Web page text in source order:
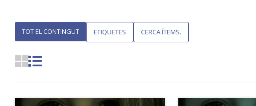
TOT EL CONTINGUT ETIQUETES CERCA ÍTEMS.